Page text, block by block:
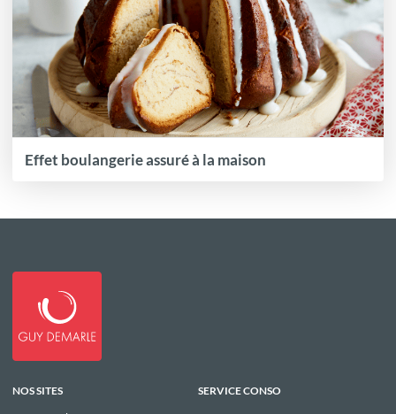
Effet boulangerie assuré à la maison
NOS SITES
SERVICE CONSO